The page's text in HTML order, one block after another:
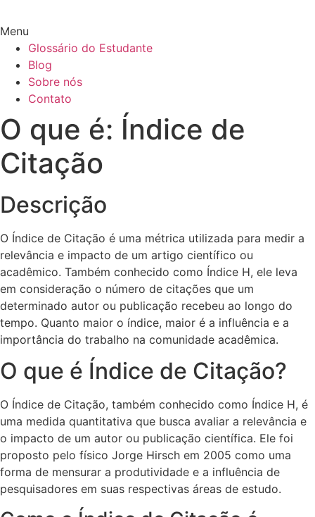
Menu
Glossário do Estudante
Blog
Sobre nós
Contato
O que é: Índice de
Citação
Descrição
O Índice de Citação é uma métrica utilizada para medir a
relevância e impacto de um artigo científico ou
acadêmico. Também conhecido como Índice H, ele leva
em consideração o número de citações que um
determinado autor ou publicação recebeu ao longo do
tempo. Quanto maior o índice, maior é a influência e a
importância do trabalho na comunidade acadêmica.
O que é Índice de Citação?
O Índice de Citação, também conhecido como Índice H, é
uma medida quantitativa que busca avaliar a relevância e
o impacto de um autor ou publicação científica. Ele foi
proposto pelo físico Jorge Hirsch em 2005 como uma
forma de mensurar a produtividade e a influência de
pesquisadores em suas respectivas áreas de estudo.